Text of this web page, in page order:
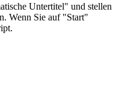
Untertitel" und stellen
Wenn Sie auf "Start"